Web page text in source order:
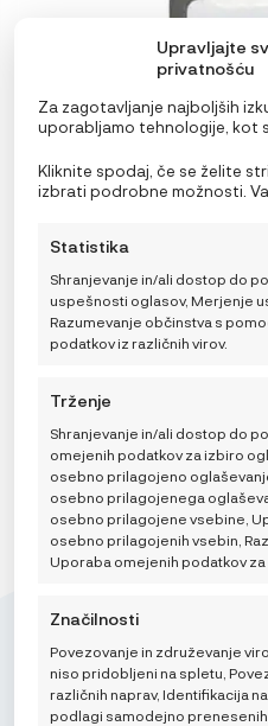
Upravljajte
privatnošću
Za zagotavljanje najboljših
uporabljamo tehnologije, kot
tehnologije nam in našim
osebnih podatkov, kot so
identifikatorji na tem
funkcije in funkcije.
Kliknite spodaj, če se želite
izbrati podrobne možnosti.
uporabite preklopna stikala v
kliknete gumb za upravljanje
Statistika
Shranjevanje in/ali dostop do
uspešnosti oglasov, Merjenje
Razumevanje občinstva s
podatkov iz različnih virov.
Trženje
Shranjevanje in/ali dostop do
omejenih podatkov za izbiro
osebno prilagojeno
osebno prilagojenega
osebno prilagojene vsebine,
osebno prilagojenih vsebin,
Uporaba omejenih podatkov za
Značilnosti
Povezovanje in združevanje
niso pridobljeni na spletu,
različnih naprav, Identifikacija
podlagi samodejno prenesenih